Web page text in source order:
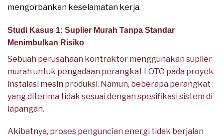
mengorbankan keselamatan kerja.
Studi Kasus 1: Suplier Murah Tanpa Standar
Menimbulkan Risiko
Sebuah perusahaan kontraktor menggunakan suplier
murah untuk pengadaan perangkat LOTO pada proyek
instalasi mesin produksi. Namun, beberapa perangkat
yang diterima tidak sesuai dengan spesifikasi sistem di
lapangan.
Akibatnya, proses penguncian energi tidak berjalan